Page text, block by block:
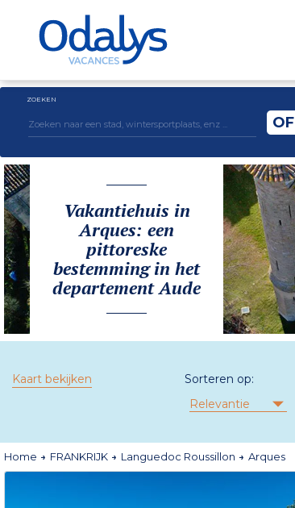
ZOEKEN
OF
Vakantiehuis in
Arques: een
pittoreske
bestemming in het
departement Aude
Kaart bekijken
Sorteren op:
Relevantie
Home FRANKRIJK Languedoc Roussillon Arques